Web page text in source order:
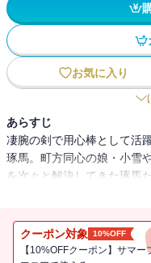
お気に入り
あらすじ
凄腕の剣で用心棒として活
琢馬。町方同心の娘・小雪
を次々と解決してきた琢馬
つ、金も仕事もない日々が
得た琢馬。だがその依頼
が下手人に捕まってしま
クーポン対象 10%OFF
【10%OFFクーポン】サマ